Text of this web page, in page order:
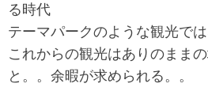
る時代
テーマパークのような観光では
これからの観光はありのまま
と。。余暇が求められる。。